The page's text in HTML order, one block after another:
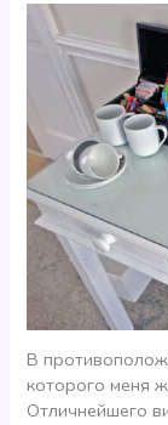
В
которого меня
Отличнейшего